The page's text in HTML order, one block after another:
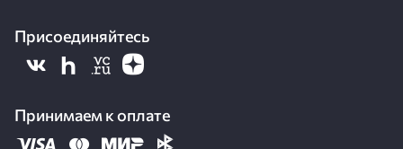
Присоединяйтесь
Принимаем к оплате